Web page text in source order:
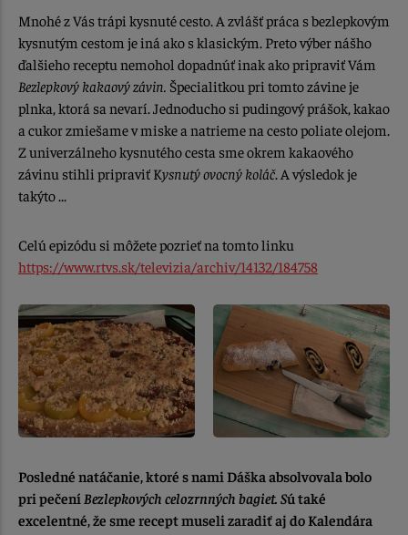
Mnohé z Vás trápi kysnuté cesto. A zvlášť práca s bezlepkovým
kysnutým cestom je iná ako s klasickým. Preto výber nášho
ďalšieho receptu nemohol dopadnúť inak ako pripraviť Vám
Bezlepkový kakaový závin. Špecialitkou pri tomto závine je
plnka, ktorá sa nevarí. Jednoducho si pudingový prášok, kakao
a cukor zmiešame v miske a natrieme na cesto poliate olejom.
Z univerzálneho kysnutého cesta sme okrem kakaového
závinu stihli pripraviť Kysnutý ovocný koláč. A výsledok je
takýto ...
Celú epizódu si môžete pozrieť na tomto linku
https://www.rtvs.sk/televizia/archiv/14132/184758
Posledné natáčanie, ktoré s nami Dáška absolvovala bolo
pri pečení Bezlepkových celozrnných bagiet. Sú také
excelentné, že sme recept museli zaradiť aj do Kalendára